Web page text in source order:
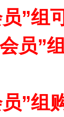
”组
员”
”组